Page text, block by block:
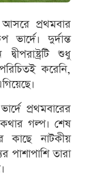
আসরে প্রথমবার
দুর্দান্ত
শুধু
করেনি,
প্রথমবারের
গল্প। শেষ
কাছে নাটকীয়
পাশাপাশি তারা